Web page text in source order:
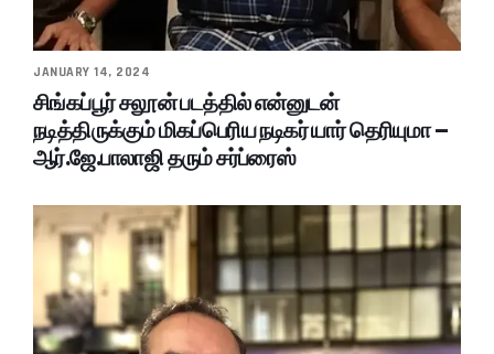
JANUARY 14, 2024
சிங்கப்பூர் சலூன் படத்தில் என்னுடன்
நடித்திருக்கும் மிகப்பெரிய நடிகர் யார் தெரியுமா –
ஆர்.ஜே.பாலாஜி தரும் சர்ப்ரைஸ்